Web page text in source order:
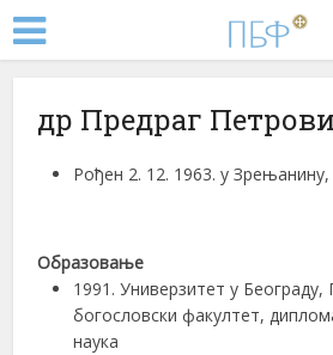
др Предраг
Рођен 2. 12. 1963. у Зрењанину,
Образовање
1991. Универзитет у Београду,
богословски факултет,
наука